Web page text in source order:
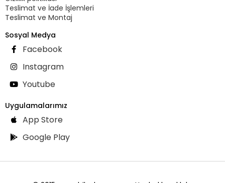
Teslimat ve İade İşlemleri
Teslimat ve Montaj
Sosyal Medya
Facebook
Instagram
Youtube
Uygulamalarımız
App Store
Google Play